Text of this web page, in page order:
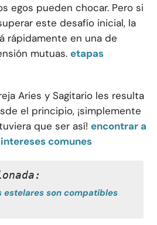
egos pueden chocar. Pero si
este desafío inicial, la
rápidamente en una de
mutuas. etapas
Aries y Sagitario les resulta
el principio, ¡simplemente
que ser así! encontrar a
comunes
estelares son compatibles